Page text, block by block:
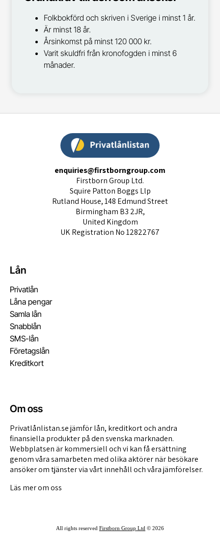
Folkbokförd och skriven i Sverige i minst 1 år.
Är minst 18 år.
Årsinkomst på minst 120 000 kr.
Varit skuldfri från kronofogden i minst 6
månader.
enquiries@firstborngroup.com
Firstborn Group Ltd.
Squire Patton Boggs Llp
Rutland House, 148 Edmund Street
Birmingham B3 2JR,
United Kingdom
UK Registration No 12822767
Lån
Privatlån
Låna pengar
Samla lån
Snabblån
SMS-lån
Företagslån
Kreditkort
Om oss
Privatlånlistan.se jämför lån, kreditkort och andra
finansiella produkter på den svenska marknaden.
Webbplatsen är kommersiell och vi kan få ersättning
genom vårasamarbeten med olika aktörernär besökare
ansöker om tjänster via vårt innehåll och våra jämförelser.
Läs mer om oss
All rights reserved Firstborn Group Ltd © 2026